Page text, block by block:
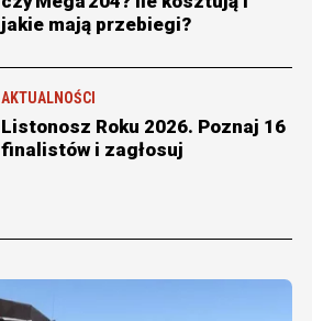
jakie mają przebiegi?
AKTUALNOŚCI
Listonosz Roku 2026. Poznaj 16
finalistów i zagłosuj